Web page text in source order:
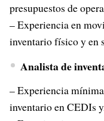
presupuestos de
– Experiencia en
inventario físico y en
Analista de
– Experiencia
inventario en CEDIs